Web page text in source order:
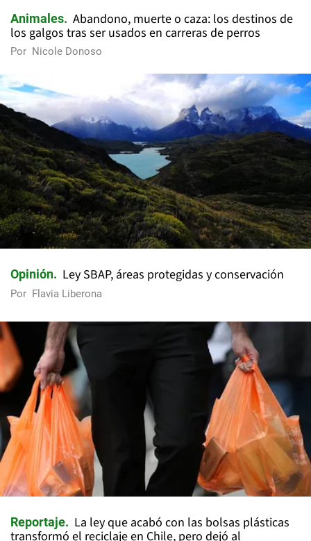
Animales
Abandono, muerte o caza: los destinos de
los galgos tras ser usados en carreras de perros
Por Nicole Donoso
Opinión Ley SBAP, áreas protegidas y conservación
Por Flavia Liberona
Reportaje
La ley que acabó con las bolsas plásticas
transformó el reciclaje en Chile, pero dejó al